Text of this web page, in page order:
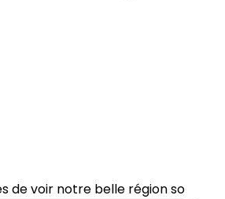
de voir notre belle région so